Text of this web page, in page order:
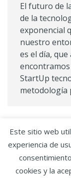
El futuro de
de la
exponencial
nuestro
es el día,
StartUp
metodología
Copyright
Este sitio web
experiencia de
cookies y la